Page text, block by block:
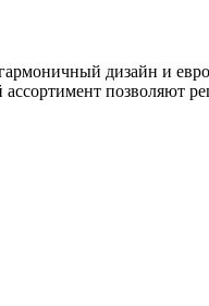
дизайн и
позволяют